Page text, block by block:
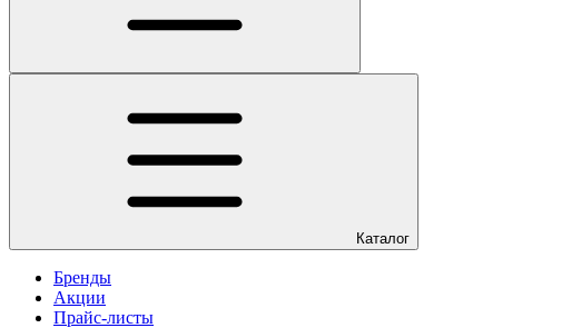
Каталог
Бренды
Акции
Прайс-листы